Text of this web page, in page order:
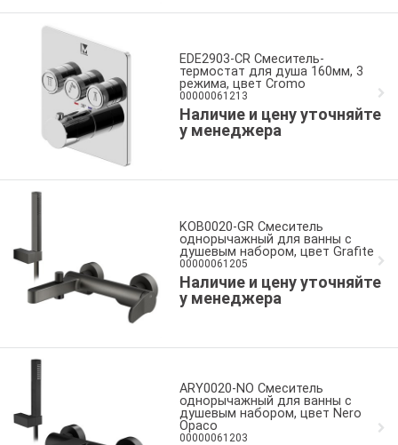
EDE2903-CR Смеситель-
термостат для душа 160мм, 3
режима, цвет Cromo
00000061213
Наличие и цену уточняйте
у менеджера
KOB0020-GR Смеситель
однорычажный для ванны с
душевым набором, цвет Grafite
00000061205
Наличие и цену уточняйте
у менеджера
ARY0020-NO Смеситель
однорычажный для ванны с
душевым набором, цвет Nero
Opaco
00000061203